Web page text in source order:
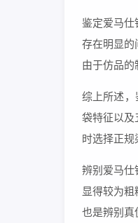
鉴定爱马仕
存在明显的
由于仿品的
综上所述，
袋特征以及
时选择正规
辨别爱马仕
显得较为
也是辨别真